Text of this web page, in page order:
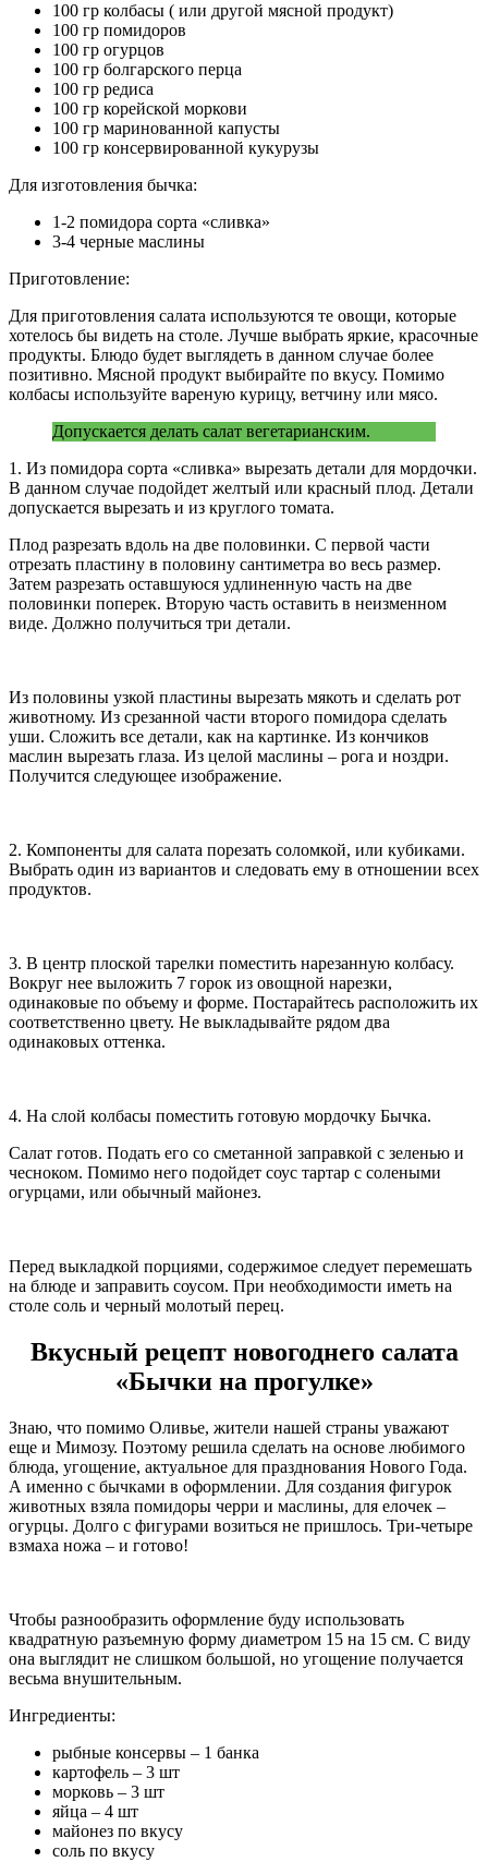
100 гр колбасы ( или другой мясной продукт)
100 гр помидоров
100 гр огурцов
100 гр болгарского перца
100 гр редиса
100 гр корейской моркови
100 гр маринованной капусты
100 гр консервированной кукурузы
Для изготовления бычка:
1-2 помидора сорта «сливка»
3-4 черные маслины
Приготовление:
Для приготовления салата используются те овощи, которые
хотелось бы видеть на столе. Лучше выбрать яркие, красочные
продукты. Блюдо будет выглядеть в данном случае более
позитивно. Мясной продукт выбирайте по вкусу. Помимо
колбасы используйте вареную курицу, ветчину или мясо.
Допускается делать салат вегетарианским.
1. Из помидора сорта «сливка» вырезать детали для мордочки.
В данном случае подойдет желтый или красный плод. Детали
допускается вырезать и из круглого томата.
Плод разрезать вдоль на две половинки. С первой части
отрезать пластину в половину сантиметра во весь размер.
Затем разрезать оставшуюся удлиненную часть на две
половинки поперек. Вторую часть оставить в неизменном
виде. Должно получиться три детали.
Из половины узкой пластины вырезать мякоть и сделать рот
животному. Из срезанной части второго помидора сделать
уши. Сложить все детали, как на картинке. Из кончиков
маслин вырезать глаза. Из целой маслины – рога и ноздри.
Получится следующее изображение.
2. Компоненты для салата порезать соломкой, или кубиками.
Выбрать один из вариантов и следовать ему в отношении всех
продуктов.
3. В центр плоской тарелки поместить нарезанную колбасу.
Вокруг нее выложить 7 горок из овощной нарезки,
одинаковые по объему и форме. Постарайтесь расположить их
соответственно цвету. Не выкладывайте рядом два
одинаковых оттенка.
4. На слой колбасы поместить готовую мордочку Бычка.
Салат готов. Подать его со сметанной заправкой с зеленью и
чесноком. Помимо него подойдет соус тартар с солеными
огурцами, или обычный майонез.
Перед выкладкой порциями, содержимое следует перемешать
на блюде и заправить соусом. При необходимости иметь на
столе соль и черный молотый перец.
Вкусный рецепт новогоднего салата
«Бычки на прогулке»
Знаю, что помимо Оливье, жители нашей страны уважают
еще и Мимозу. Поэтому решила сделать на основе любимого
блюда, угощение, актуальное для празднования Нового Года.
А именно с бычками в оформлении. Для создания фигурок
животных взяла помидоры черри и маслины, для елочек –
огурцы. Долго с фигурами возиться не пришлось. Три-четыре
взмаха ножа – и готово!
Чтобы разнообразить оформление буду использовать
квадратную разъемную форму диаметром 15 на 15 см. С виду
она выглядит не слишком большой, но угощение получается
весьма внушительным.
Ингредиенты:
рыбные консервы – 1 банка
картофель – 3 шт
морковь – 3 шт
яйца – 4 шт
майонез по вкусу
соль по вкусу